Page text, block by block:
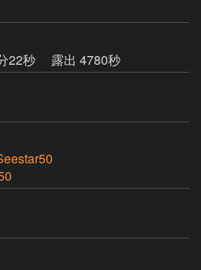
22秒
露出 4780秒